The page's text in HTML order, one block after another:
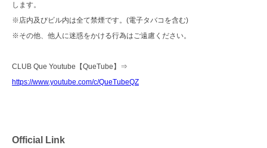
します。
※店内及びビル内は全て禁煙です。(電子タバコを含む)
※その他、他人に迷惑をかける行為はご遠慮ください。
CLUB Que Youtube【QueTube】⇒
https://www.youtube.com/c/QueTubeQZ
Official Link